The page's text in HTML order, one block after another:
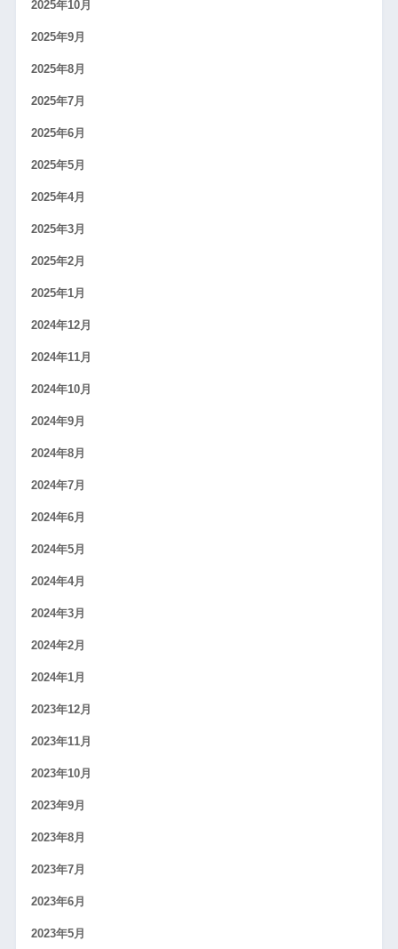
2025年10月
2025年9月
2025年8月
2025年7月
2025年6月
2025年5月
2025年4月
2025年3月
2025年2月
2025年1月
2024年12月
2024年11月
2024年10月
2024年9月
2024年8月
2024年7月
2024年6月
2024年5月
2024年4月
2024年3月
2024年2月
2024年1月
2023年12月
2023年11月
2023年10月
2023年9月
2023年8月
2023年7月
2023年6月
2023年5月